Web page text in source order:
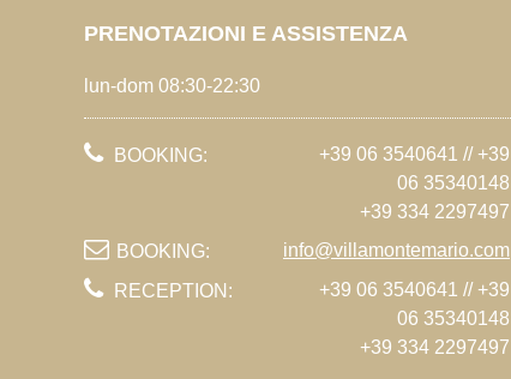
PRENOTAZIONI E ASSISTENZA
lun-dom 08:30-22:30
BOOKING:
+39 06 3540641 // +39
06 35340148
+39 334 2297497
BOOKING:
info@villamontemario.com
RECEPTION:
+39 06 3540641 // +39
06 35340148
+39 334 2297497